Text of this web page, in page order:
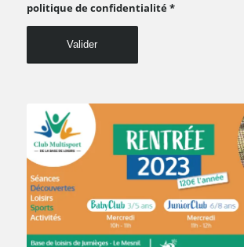
politique de confidentialité*